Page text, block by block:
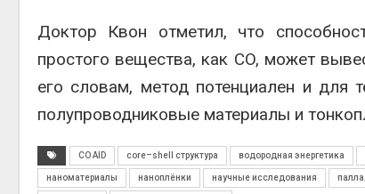
Доктор Квон отметил, что
простого вещества, как CO, может
его словам, метод потенциален и для
полупроводниковые материалы и
CO AID core–shell структура водородная энергетика
наноматериалы наноплёнки научные исследования